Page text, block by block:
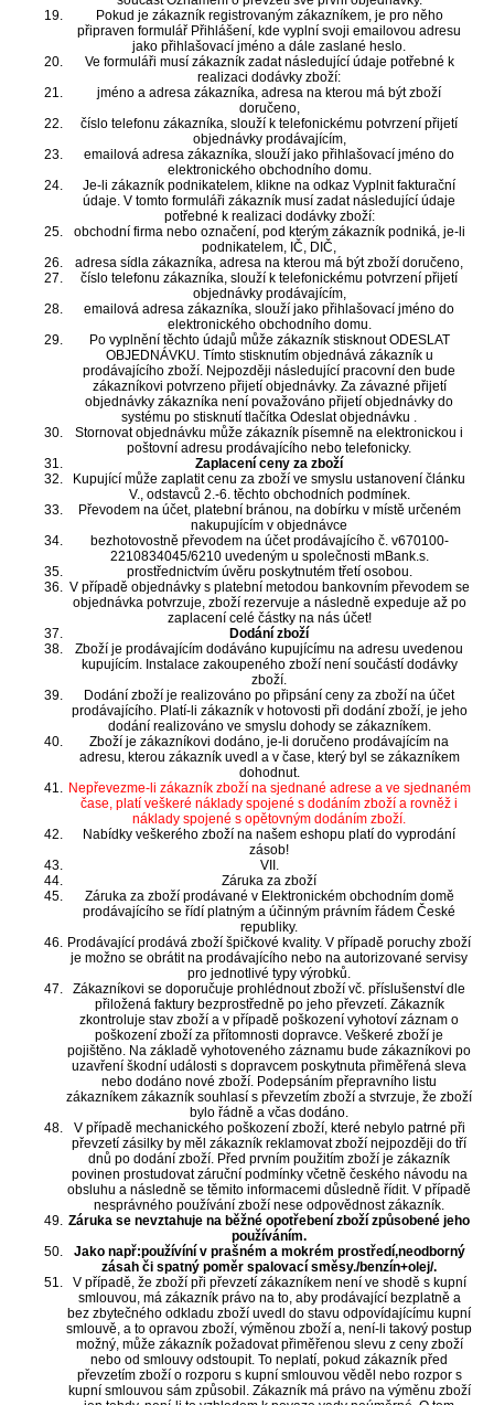
Pokud je zákazník registrovaným zákazníkem, je pro něho
připraven formulář Přihlášení, kde vyplní svoji emailovou adresu
jako přihlašovací jméno a dále zaslané heslo.
Ve formuláři musí zákazník zadat následující údaje potřebné k
realizaci dodávky zboží:
jméno a adresa zákazníka, adresa na kterou má být zboží
doručeno,
číslo telefonu zákazníka, slouží k telefonickému potvrzení přijetí
objednávky prodávajícím,
emailová adresa zákazníka, slouží jako přihlašovací jméno do
elektronického obchodního domu.
Je-li zákazník podnikatelem, klikne na odkaz Vyplnit fakturační
údaje. V tomto formuláři zákazník musí zadat následující údaje
potřebné k realizaci dodávky zboží:
obchodní firma nebo označení, pod kterým zákazník podniká, je-li
podnikatelem, IČ, DIČ,
adresa sídla zákazníka, adresa na kterou má být zboží doručeno,
číslo telefonu zákazníka, slouží k telefonickému potvrzení přijetí
objednávky prodávajícím,
emailová adresa zákazníka, slouží jako přihlašovací jméno do
elektronického obchodního domu.
Po vyplnění těchto údajů může zákazník stisknout ODESLAT
OBJEDNÁVKU. Tímto stisknutím objednává zákazník u
prodávajícího zboží. Nejpozději následující pracovní den bude
zákazníkovi potvrzeno přijetí objednávky. Za závazné přijetí
objednávky zákazníka není považováno přijetí objednávky do
systému po stisknutí tlačítka Odeslat objednávku .
Stornovat objednávku může zákazník písemně na elektronickou i
poštovní adresu prodávajícího nebo telefonicky.
Zaplacení ceny za zboží
Kupující může zaplatit cenu za zboží ve smyslu ustanovení článku
V., odstavců 2.-6. těchto obchodních podmínek.
Převodem na účet, platební bránou, na dobírku v místě určeném
nakupujícím v objednávce
bezhotovostně převodem na účet prodávajícího č. v670100-
2210834045/6210 uvedeným u společnosti mBank.s.
prostřednictvím úvěru poskytnutém třetí osobou.
V případě objednávky s platební metodou bankovním převodem se
objednávka potvrzuje, zboží rezervuje a následně expeduje až po
zaplacení celé částky na nás účet!
Dodání zboží
Zboží je prodávajícím dodáváno kupujícímu na adresu uvedenou
kupujícím. Instalace zakoupeného zboží není součástí dodávky
zboží.
Dodání zboží je realizováno po připsání ceny za zboží na účet
prodávajícího. Platí-li zákazník v hotovosti při dodání zboží, je jeho
dodání realizováno ve smyslu dohody se zákazníkem.
Zboží je zákazníkovi dodáno, je-li doručeno prodávajícím na
adresu, kterou zákazník uvedl a v čase, který byl se zákazníkem
dohodnut.
Nepřevezme-li zákazník zboží na sjednané adrese a ve sjednaném
čase, platí veškeré náklady spojené s dodáním zboží a rovněž i
náklady spojené s opětovným dodáním zboží.
Nabídky veškerého zboží na našem eshopu platí do vyprodání
zásob!
VII.
Záruka za zboží
Záruka za zboží prodávané v Elektronickém obchodním domě
prodávajícího se řídí platným a účinným právním řádem České
republiky.
Prodávající prodává zboží špičkové kvality. V případě poruchy zboží
je možno se obrátit na prodávajícího nebo na autorizované servisy
pro jednotlivé typy výrobků.
Zákazníkovi se doporučuje prohlédnout zboží vč. příslušenství dle
přiložená faktury bezprostředně po jeho převzetí. Zákazník
zkontroluje stav zboží a v případě poškození vyhotoví záznam o
poškození zboží za přítomnosti dopravce. Veškeré zboží je
pojištěno. Na základě vyhotoveného záznamu bude zákazníkovi po
uzavření škodní události s dopravcem poskytnuta přiměřená sleva
nebo dodáno nové zboží. Podepsáním přepravního listu
zákazníkem zákazník souhlasí s převzetím zboží a stvrzuje, že zboží
bylo řádně a včas dodáno.
V případě mechanického poškození zboží, které nebylo patrné při
převzetí zásilky by měl zákazník reklamovat zboží nejpozději do tří
dnů po dodání zboží. Před prvním použitím zboží je zákazník
povinen prostudovat záruční podmínky včetně českého návodu na
obsluhu a následně se těmito informacemi důsledně řídit. V případě
nesprávného používání zboží nese odpovědnost zákazník.
Záruka se nevztahuje na běžné opotřebení zboží způsobené jeho
používáním.
Jako např:používíní v prašném a mokrém prostředí,neodborný
zásah či spatný poměr spalovací směsy./benzín+olej/.
V případě, že zboží při převzetí zákazníkem není ve shodě s kupní
smlouvou, má zákazník právo na to, aby prodávající bezplatně a
bez zbytečného odkladu zboží uvedl do stavu odpovídajícímu kupní
smlouvě, a to opravou zboží, výměnou zboží a, není-li takový postup
možný, může zákazník požadovat přiměřenou slevu z ceny zboží
nebo od smlouvy odstoupit. To neplatí, pokud zákazník před
převzetím zboží o rozporu s kupní smlouvou věděl nebo rozpor s
kupní smlouvou sám způsobil. Zákazník má právo na výměnu zboží